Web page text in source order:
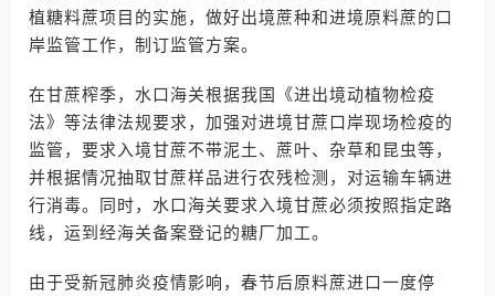
植糖料蔗项目的实施，做好出境蔗种和进境原料蔗的口
岸监管工作，制订监管方案。
在甘蔗榨季，水口海关根据我国《进出境动植物检疫
法》等法律法规要求，加强对进境甘蔗口岸现场检疫的
监管，要求入境甘蔗不带泥土、蔗叶、杂草和昆虫等，
并根据情况抽取甘蔗样品进行农残检测，对运输车辆进
行消毒。同时，水口海关要求入境甘蔗必须按照指定路
线，运到经海关备案登记的糖厂加工。
由于受新冠肺炎疫情影响，春节后原料蔗进口一度停